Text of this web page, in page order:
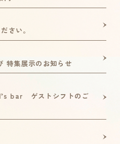
さい。
特集展示のお知らせ
bar ゲストシフトのご